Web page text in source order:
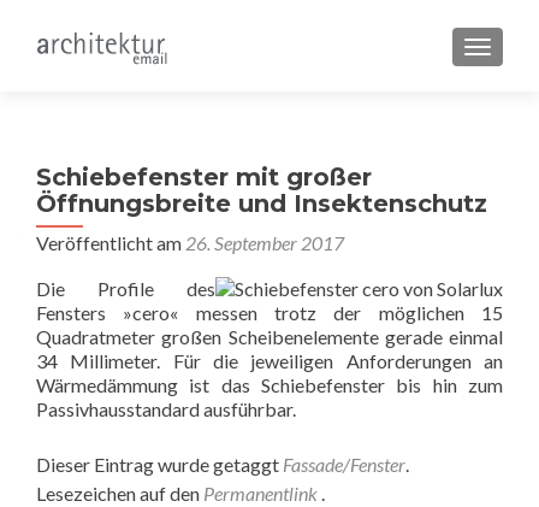
Schiebefenster mit großer
Öffnungsbreite und Insektenschutz
Veröffentlicht am 26. September 2017
Die Profile des
Fensters »cero« messen trotz der möglichen 15
Quadratmeter großen Scheibenelemente gerade einmal
34 Millimeter. Für die jeweiligen Anforderungen an
Wärmedämmung ist das Schiebefenster bis hin zum
Passivhausstandard ausführbar.
Dieser Eintrag wurde getaggt Fassade/Fenster.
Lesezeichen auf den Permanentlink .